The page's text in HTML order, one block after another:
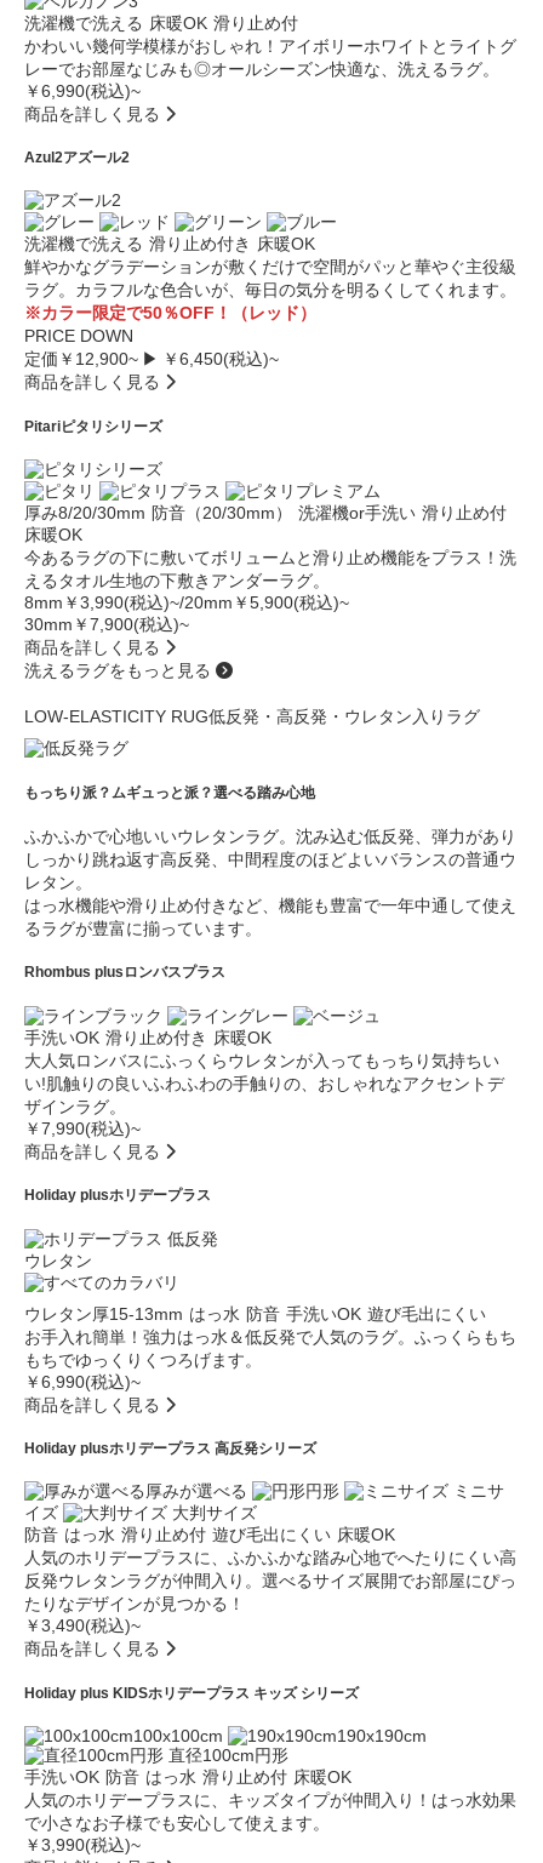
洗濯機で洗える 床暖OK 滑り止め付
かわいい幾何学模様がおしゃれ！アイボリーホワイトとライトグ
レーでお部屋なじみも◎オールシーズン快適な、洗えるラグ。
￥6,990(税込)~
商品を詳しく見る
Azul2アズール2
洗濯機で洗える 滑り止め付き 床暖OK
鮮やかなグラデーションが敷くだけで空間がパッと華やぐ主役級
ラグ。カラフルな色合いが、毎日の気分を明るくしてくれます。
※カラー限定で50％OFF！（レッド）
PRICE DOWN
定価￥12,900~ ▶ ￥6,450(税込)~
商品を詳しく見る
Pitariピタリシリーズ
厚み8/20/30mm 防音（20/30mm） 洗濯機or手洗い 滑り止め付
床暖OK
今あるラグの下に敷いてボリュームと滑り止め機能をプラス！洗
えるタオル生地の下敷きアンダーラグ。
8mm￥3,990(税込)~/20mm￥5,900(税込)~
30mm￥7,900(税込)~
商品を詳しく見る
洗えるラグをもっと見る
LOW-ELASTICITY RUG低反発・高反発・ウレタン入りラグ
もっちり派？ムギュっと派？選べる踏み心地
ふかふかで心地いいウレタンラグ。沈み込む低反発、弾力があり
しっかり跳ね返す高反発、中間程度のほどよいバランスの普通ウ
レタン。
はっ水機能や滑り止め付きなど、機能も豊富で一年中通して使え
るラグが豊富に揃っています。
Rhombus plus ロンバスプラス
手洗いOK 滑り止め付き
床暖OK
大人気ロンバスにふっくらウレタンが入ってもっちり気持ちい
い!肌触りの良いふわふわの手触りの、おしゃれなアクセントデ
ザインラグ。
￥7,990(税込)~
商品を詳しく見る
Holiday plusホリデープラス
低反発
ウレタン
ウレタン厚15-13mm はっ水 防音 手洗いOK 遊び毛出にくい
お手入れ簡単！強力はっ水＆低反発で人気のラグ。ふっくらもち
もちでゆっくりくつろげます。
￥6,990(税込)~
商品を詳しく見る
Holiday plusホリデープラス 高反発シリーズ
厚みが選べる 円形
ミニサ
イズ
大判サイズ
防音 はっ水 滑り止め付 遊び毛出にくい 床暖OK
人気のホリデープラスに、ふかふかな踏み心地でへたりにくい高
反発ウレタンラグが仲間入り。選べるサイズ展開でお部屋にぴっ
たりなデザインが見つかる！
￥3,490(税込)~
商品を詳しく見る
Holiday plus KIDSホリデープラス キッズ シリーズ
100x100cm
190x190cm
直径100cm円形
手洗いOK 防音 はっ水 滑り止め付 床暖OK
人気のホリデープラスに、キッズタイプが仲間入り！はっ水効果
で小さなお子様でも安心して使えます。
￥3,990(税込)~